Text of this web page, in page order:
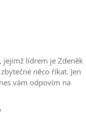
jejímž lídrem je Zdeněk
něco říkat. Jen
vám odpovím na